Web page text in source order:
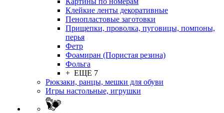
Клейкие ленты декоративные
Пенопластовые заготовки
Прищепки, проволка, пуговицы, помпоны,
перья
Фетр
Фоамиран (Пористая резина)
Фольга
+ ЕЩЕ 7
Рюкзаки, ранцы, мешки для обуви
Игры настольные, игрушки